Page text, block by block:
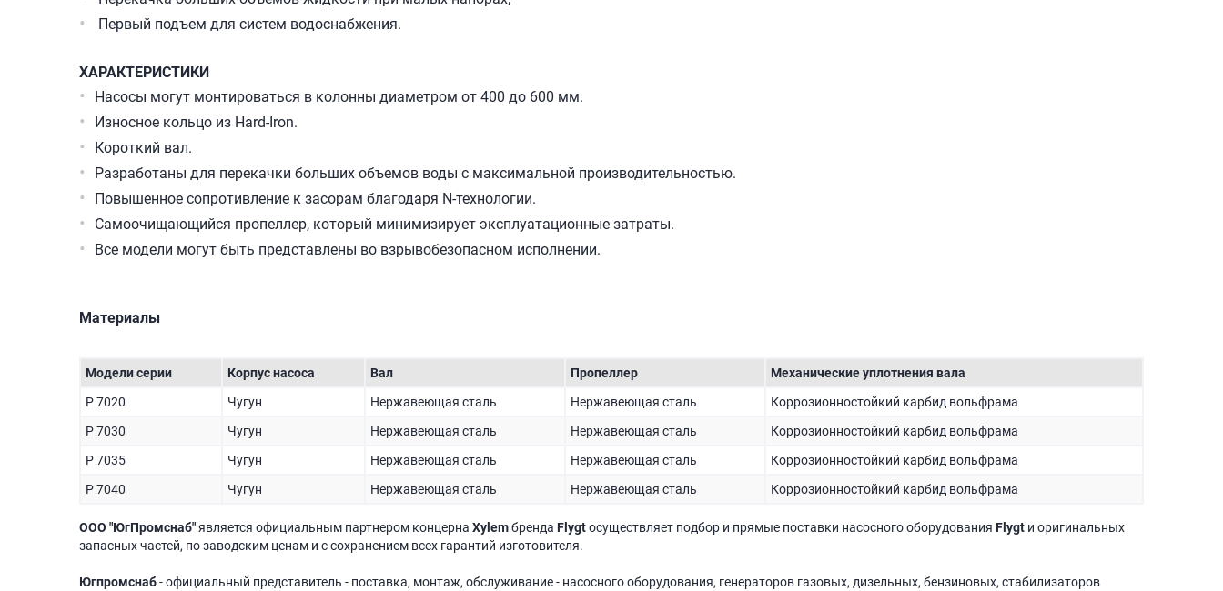
Первый подъем для систем водоснабжения.
ХАРАКТЕРИСТИКИ
Насосы могут монтироваться в колонны диаметром от 400 до 600 мм.
Износное кольцо из Hard-Iron.
Короткий вал.
Разработаны для перекачки больших объемов воды с максимальной производительностью.
Повышенное сопротивление к засорам благодаря N-технологии.
Самоочищающийся пропеллер, который минимизирует эксплуатационные затраты.
Все модели могут быть представлены во взрывобезопасном исполнении.
Материалы
Модели серии Корпус насоса Вал Пропеллер
Механические уплотнения вала
P 7020
Чугун Нержавеющая сталь Нержавеющая сталь
Коррозионностойкий карбид вольфрама
P 7030
Чугун Нержавеющая сталь Нержавеющая сталь
Коррозионностойкий карбид вольфрама
P 7035
Чугун Нержавеющая сталь Нержавеющая сталь
Коррозионностойкий карбид вольфрама
P 7040
Чугун Нержавеющая сталь Нержавеющая сталь Коррозионностойкий карбид вольфрама
ООО "ЮгПромснаб"является официальным партнером концерна Xylemбренда Flygtосуществляет подбор и прямые поставки насосного оборудования Flygt и оригинальных
запасных частей, по заводским ценам и с сохранением всех гарантий изготовителя.
Югпромснаб- официальный представитель - поставка, монтаж, обслуживание - насосного оборудования, генераторов газовых, дизельных, бензиновых, стабилизаторов